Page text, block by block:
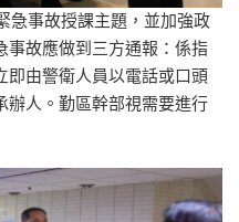
急事故授課主題，並加強政
事故應做到三方通報：係指
即由警衛人員以電話或口頭
辦人。勤區幹部視需要進行